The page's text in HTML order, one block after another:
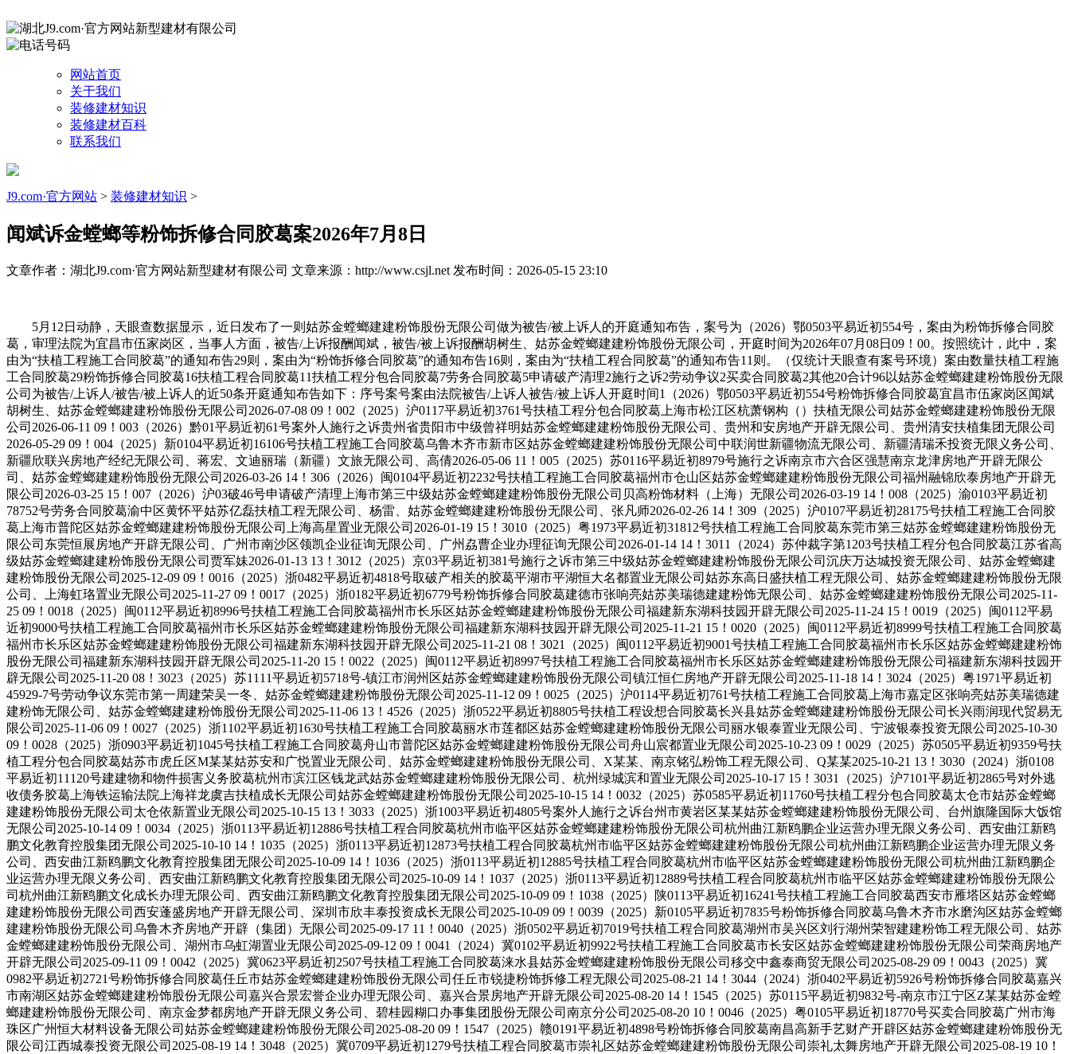
网站首页
关于我们
装修建材知识
装修建材百科
联系我们
J9.com·官方网站 > 装修建材知识 >
闻斌诉金螳螂等粉饰拆修合同胶葛案2026年7月8日
文章作者：湖北J9.com·官方网站新型建材有限公司 文章来源：http://www.csjl.net 发布时间：2026-05-15 23:10
5月12日动静，天眼查数据显示，近日发布了一则姑苏金螳螂建建粉饰股份无限公司做为被告/被上诉人的开庭通知布告，案号为（2026）鄂0503平易近初554号，案由为粉饰拆修合同胶
葛，审理法院为宜昌市伍家岗区，当事人方面，被告/上诉报酬闻斌，被告/被上诉报酬胡树生、姑苏金螳螂建建粉饰股份无限公司，开庭时间为2026年07月08日09！00。按照统计，此中，案
由为“扶植工程施工合同胶葛”的通知布告29则，案由为“粉饰拆修合同胶葛”的通知布告16则，案由为“扶植工程合同胶葛”的通知布告11则。（仅统计天眼查有案号环境）案由数量扶植工程施
工合同胶葛29粉饰拆修合同胶葛16扶植工程合同胶葛11扶植工程分包合同胶葛7劳务合同胶葛5申请破产清理2施行之诉2劳动争议2买卖合同胶葛2其他20合计96以姑苏金螳螂建建粉饰股份无限
公司为被告/上诉人/被告/被上诉人的近50条开庭通知布告如下：序号案号案由法院被告/上诉⼈被告/被上诉人开庭时间1（2026）鄂0503平易近初554号粉饰拆修合同胶葛宜昌市伍家岗区闻斌
胡树生、姑苏金螳螂建建粉饰股份无限公司2026-07-08 09！002（2025）沪0117平易近初3761号扶植工程分包合同胶葛上海市松江区杭萧钢构（）扶植无限公司姑苏金螳螂建建粉饰股份无限
公司2026-06-11 09！003（2026）黔01平易近初61号案外人施行之诉贵州省贵阳市中级曾祥明姑苏金螳螂建建粉饰股份无限公司、贵州和安房地产开辟无限公司、贵州清安扶植集团无限公司
2026-05-29 09！004（2025）新0104平易近初16106号扶植工程施工合同胶葛乌鲁木齐市新市区姑苏金螳螂建建粉饰股份无限公司中联润世新疆物流无限公司、新疆清瑞禾投资无限义务公司、
新疆欣联兴房地产经纪无限公司、蒋宏、文迪丽瑞（新疆）文旅无限公司、高倩2026-05-06 11！005（2025）苏0116平易近初8979号施行之诉南京市六合区强慧南京龙津房地产开辟无限公
司、姑苏金螳螂建建粉饰股份无限公司2026-03-26 14！306（2026）闽0104平易近初2232号扶植工程施工合同胶葛福州市仓山区姑苏金螳螂建建粉饰股份无限公司福州融锦欣泰房地产开辟无
限公司2026-03-25 15！007（2026）沪03破46号申请破产清理上海市第三中级姑苏金螳螂建建粉饰股份无限公司贝高粉饰材料（上海）无限公司2026-03-19 14！008（2025）渝0103平易近初
78752号劳务合同胶葛渝中区黄怀平姑苏亿磊扶植工程无限公司、杨雷、姑苏金螳螂建建粉饰股份无限公司、张凡师2026-02-26 14！309（2025）沪0107平易近初28175号扶植工程施工合同胶
葛上海市普陀区姑苏金螳螂建建粉饰股份无限公司上海高星置业无限公司2026-01-19 15！3010（2025）粤1973平易近初31812号扶植工程施工合同胶葛东莞市第三姑苏金螳螂建建粉饰股份无
限公司东莞恒展房地产开辟无限公司、广州市南沙区领凯企业征询无限公司、广州劦曹企业办理征询无限公司2026-01-14 14！3011（2024）苏仲裁字第1203号扶植工程分包合同胶葛江苏省高
级姑苏金螳螂建建粉饰股份无限公司贾军妹2026-01-13 13！3012（2025）京03平易近初381号施行之诉市第三中级姑苏金螳螂建建粉饰股份无限公司沉庆万达城投资无限公司、姑苏金螳螂建
建粉饰股份无限公司2025-12-09 09！0016（2025）浙0482平易近初4818号取破产相关的胶葛平湖市平湖恒大名都置业无限公司姑苏东高日盛扶植工程无限公司、姑苏金螳螂建建粉饰股份无限
公司、上海虹珞置业无限公司2025-11-27 09！0017（2025）浙0182平易近初6779号粉饰拆修合同胶葛建德市张响亮姑苏美瑞德建建粉饰无限公司、姑苏金螳螂建建粉饰股份无限公司2025-11-
25 09！0018（2025）闽0112平易近初8996号扶植工程施工合同胶葛福州市长乐区姑苏金螳螂建建粉饰股份无限公司福建新东湖科技园开辟无限公司2025-11-24 15！0019（2025）闽0112平易
近初9000号扶植工程施工合同胶葛福州市长乐区姑苏金螳螂建建粉饰股份无限公司福建新东湖科技园开辟无限公司2025-11-21 15！0020（2025）闽0112平易近初8999号扶植工程施工合同胶葛
福州市长乐区姑苏金螳螂建建粉饰股份无限公司福建新东湖科技园开辟无限公司2025-11-21 08！3021（2025）闽0112平易近初9001号扶植工程施工合同胶葛福州市长乐区姑苏金螳螂建建粉饰
股份无限公司福建新东湖科技园开辟无限公司2025-11-20 15！0022（2025）闽0112平易近初8997号扶植工程施工合同胶葛福州市长乐区姑苏金螳螂建建粉饰股份无限公司福建新东湖科技园开
辟无限公司2025-11-20 08！3023（2025）苏1111平易近初5718号-镇江市润州区姑苏金螳螂建建粉饰股份无限公司镇江恒仁房地产开辟无限公司2025-11-18 14！3024（2025）粤1971平易近初
45929-7号劳动争议东莞市第一周建荣吴一冬、姑苏金螳螂建建粉饰股份无限公司2025-11-12 09！0025（2025）沪0114平易近初761号扶植工程施工合同胶葛上海市嘉定区张响亮姑苏美瑞德建
建粉饰无限公司、姑苏金螳螂建建粉饰股份无限公司2025-11-06 13！4526（2025）浙0522平易近初8805号扶植工程设想合同胶葛长兴县姑苏金螳螂建建粉饰股份无限公司长兴雨润现代贸易无
限公司2025-11-06 09！0027（2025）浙1102平易近初1630号扶植工程施工合同胶葛丽水市莲都区姑苏金螳螂建建粉饰股份无限公司丽水银泰置业无限公司、宁波银泰投资无限公司2025-10-30
09！0028（2025）浙0903平易近初1045号扶植工程施工合同胶葛舟山市普陀区姑苏金螳螂建建粉饰股份无限公司舟山宸都置业无限公司2025-10-23 09！0029（2025）苏0505平易近初9359号扶
植工程分包合同胶葛姑苏市虎丘区M某某姑苏安和广悦置业无限公司、姑苏金螳螂建建粉饰股份无限公司、X某某、南京铭弘粉饰工程无限公司、Q某某2025-10-21 13！3030（2024）浙0108
平易近初11120号建建物和物件损害义务胶葛杭州市滨江区钱龙武姑苏金螳螂建建粉饰股份无限公司、杭州绿城滨和置业无限公司2025-10-17 15！3031（2025）沪7101平易近初2865号对外逃
收债务胶葛上海铁运输法院上海祥龙虞吉扶植成长无限公司姑苏金螳螂建建粉饰股份无限公司2025-10-15 14！0032（2025）苏0585平易近初11760号扶植工程分包合同胶葛太仓市姑苏金螳螂
建建粉饰股份无限公司太仓依新置业无限公司2025-10-15 13！3033（2025）浙1003平易近初4805号案外人施行之诉台州市黄岩区某某姑苏金螳螂建建粉饰股份无限公司、台州旗隆国际大饭馆
无限公司2025-10-14 09！0034（2025）浙0113平易近初12886号扶植工程合同胶葛杭州市临平区姑苏金螳螂建建粉饰股份无限公司杭州曲江新鸥鹏企业运营办理无限义务公司、西安曲江新鸥
鹏文化教育控股集团无限公司2025-10-10 14！1035（2025）浙0113平易近初12873号扶植工程合同胶葛杭州市临平区姑苏金螳螂建建粉饰股份无限公司杭州曲江新鸥鹏企业运营办理无限义务
公司、西安曲江新鸥鹏文化教育控股集团无限公司2025-10-09 14！1036（2025）浙0113平易近初12885号扶植工程合同胶葛杭州市临平区姑苏金螳螂建建粉饰股份无限公司杭州曲江新鸥鹏企
业运营办理无限义务公司、西安曲江新鸥鹏文化教育控股集团无限公司2025-10-09 14！1037（2025）浙0113平易近初12889号扶植工程合同胶葛杭州市临平区姑苏金螳螂建建粉饰股份无限公
司杭州曲江新鸥鹏文化成长办理无限公司、西安曲江新鸥鹏文化教育控股集团无限公司2025-10-09 09！1038（2025）陕0113平易近初16241号扶植工程施工合同胶葛西安市雁塔区姑苏金螳螂
建建粉饰股份无限公司西安蓬盛房地产开辟无限公司、深圳市欣丰泰投资成长无限公司2025-10-09 09！0039（2025）新0105平易近初7835号粉饰拆修合同胶葛乌鲁木齐市水磨沟区姑苏金螳螂
建建粉饰股份无限公司乌鲁木齐房地产开辟（集团）无限公司2025-09-17 11！0040（2025）浙0502平易近初7019号扶植工程合同胶葛湖州市吴兴区刘行湖州荣智建建粉饰工程无限公司、姑苏
金螳螂建建粉饰股份无限公司、湖州市乌虹湖置业无限公司2025-09-12 09！0041（2024）冀0102平易近初9922号扶植工程施工合同胶葛市长安区姑苏金螳螂建建粉饰股份无限公司荣商房地产
开辟无限公司2025-09-11 09！0042（2025）冀0623平易近初2507号扶植工程施工合同胶葛涞水县姑苏金螳螂建建粉饰股份无限公司移交中鑫泰商贸无限公司2025-08-29 09！0043（2025）冀
0982平易近初2721号粉饰拆修合同胶葛任丘市姑苏金螳螂建建粉饰股份无限公司任丘市锐捷粉饰拆修工程无限公司2025-08-21 14！3044（2024）浙0402平易近初5926号粉饰拆修合同胶葛嘉兴
市南湖区姑苏金螳螂建建粉饰股份无限公司嘉兴合景宏誉企业办理无限公司、嘉兴合景房地产开辟无限公司2025-08-20 14！1545（2025）苏0115平易近初9832号-南京市江宁区Z某某姑苏金螳
螂建建粉饰股份无限公司、南京金梦都房地产开辟无限义务公司、碧桂园糊口办事集团股份无限公司南京分公司2025-08-20 10！0046（2025）粤0105平易近初18770号买卖合同胶葛广州市海
珠区广州恒大材料设备无限公司姑苏金螳螂建建粉饰股份无限公司2025-08-20 09！1547（2025）赣0191平易近初4898号粉饰拆修合同胶葛南昌高新手艺财产开辟区姑苏金螳螂建建粉饰股份无
限公司江西城泰投资无限公司2025-08-19 14！3048（2025）冀0709平易近初1279号扶植工程合同胶葛市崇礼区姑苏金螳螂建建粉饰股份无限公司崇礼太舞房地产开辟无限公司2025-08-19 10！